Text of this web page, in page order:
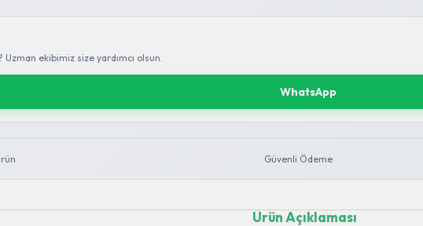
ekibimiz size yardımcı olsun.
WhatsApp
Güvenli Ödeme
Ürün Açıklaması